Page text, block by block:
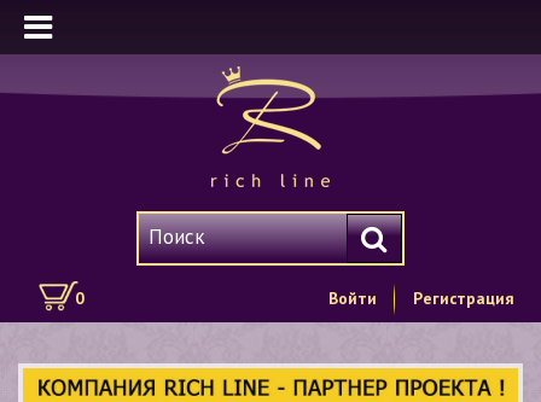
0 Войти Регистрация